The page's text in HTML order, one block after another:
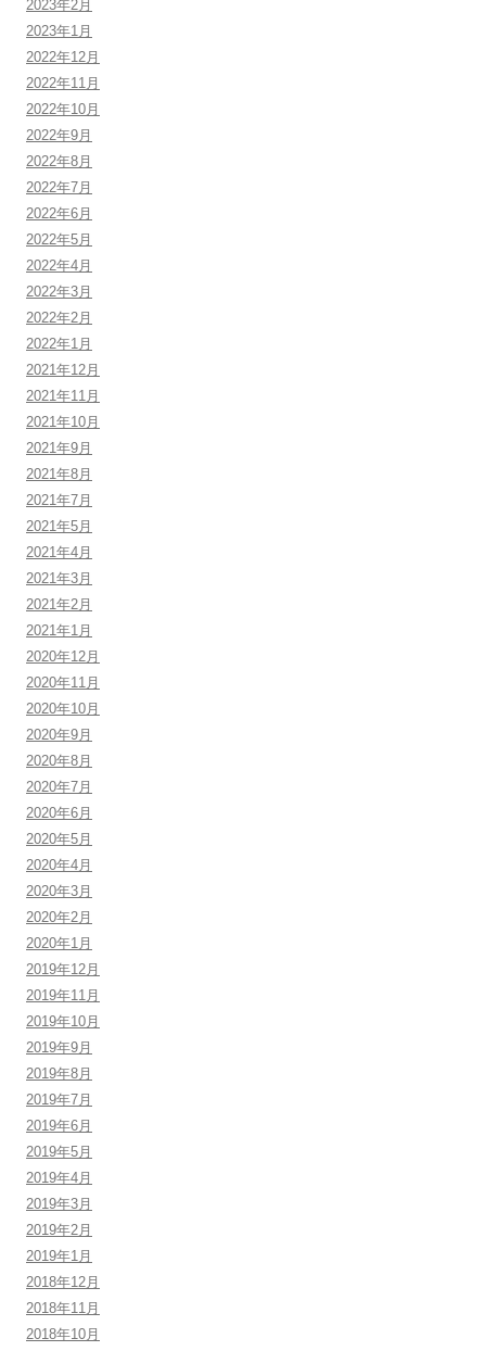
2023年2月
2023年1月
2022年12月
2022年11月
2022年10月
2022年9月
2022年8月
2022年7月
2022年6月
2022年5月
2022年4月
2022年3月
2022年2月
2022年1月
2021年12月
2021年11月
2021年10月
2021年9月
2021年8月
2021年7月
2021年5月
2021年4月
2021年3月
2021年2月
2021年1月
2020年12月
2020年11月
2020年10月
2020年9月
2020年8月
2020年7月
2020年6月
2020年5月
2020年4月
2020年3月
2020年2月
2020年1月
2019年12月
2019年11月
2019年10月
2019年9月
2019年8月
2019年7月
2019年6月
2019年5月
2019年4月
2019年3月
2019年2月
2019年1月
2018年12月
2018年11月
2018年10月